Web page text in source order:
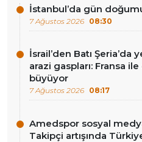
İstanbul’da gün
7 Ağustos 2026 08:30
İsrail’den Batı Şeria’da
arazi gaspları: Fransa
büyüyor
7 Ağustos 2026 08:17
Amedspor sosyal
Takipçi artışında